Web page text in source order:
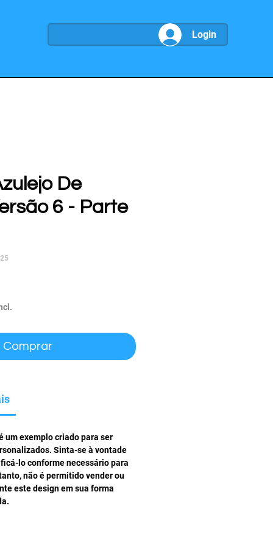
Login
De
6 - Parte
Comprar
um exemplo criado para ser
Sinta-se à vontade
lo conforme necessário para
não é permitido vender ou
este design em sua forma